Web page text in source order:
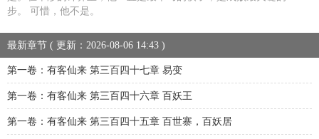
步。 可惜，他不是。
最新章节 ( 更新：2026-08-06 14:43 )
第一卷：有客仙来 第三百四十七章 易变
第一卷：有客仙来 第三百四十六章 百妖王
第一卷：有客仙来 第三百四十五章 百世寨，百妖居